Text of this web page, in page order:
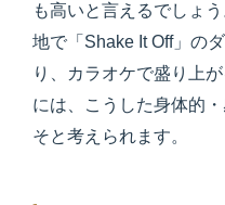
も高いと言えるでしょ
地で「Shake It Off」の
り、カラオケで盛り上
には、こうした身体的
そと考えられます。